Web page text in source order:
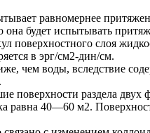
равномернее
она будет испытывать
поверхностного слоя
в эрг/см2-дин/см.
чем воды, вследствие
поверхности раздела двух
равна 40—60 м2.